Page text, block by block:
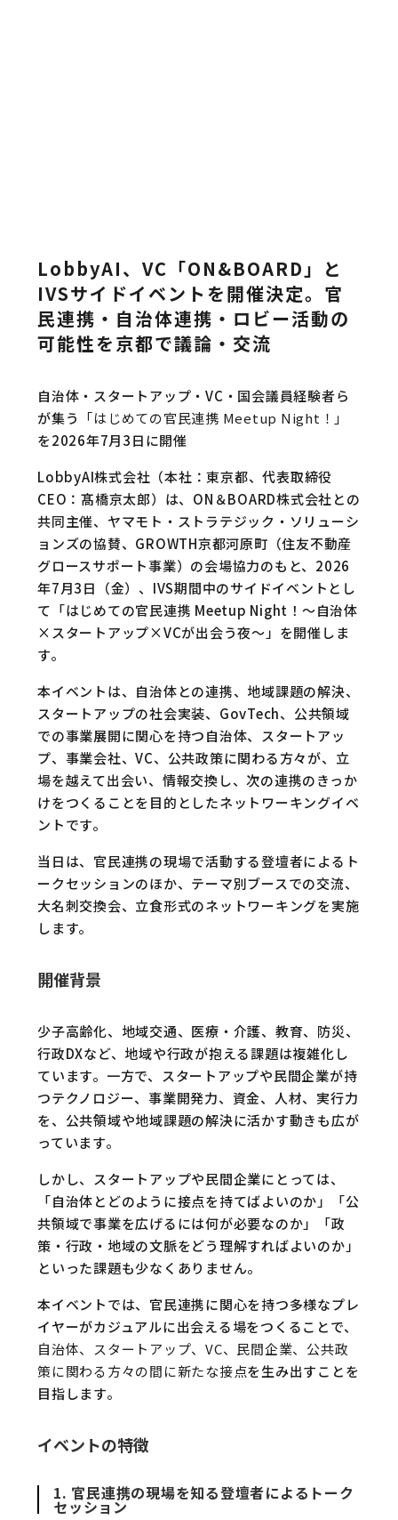
LobbyAI、VC「ON&BOARD」と
IVSサイドイベントを開催決定。官
民連携・自治体連携・ロビー活動の
可能性を京都で議論・交流
自治体・スタートアップ・VC・国会議員経験者ら
が集う 「はじめての官民連携 Meetup Night！」
を2026年7月3日に開催
LobbyAI株式会社（本社：東京都、代表取締役
CEO：髙橋京太郎）は、ON＆BOARD株式会社との
共同主催、ヤマモト・ストラテジック・ソリューシ
ョンズの協賛、GROWTH京都河原町（住友不動産
グロースサポート事業）の会場協力のもと、2026
年7月3日（金）、IVS期間中のサイドイベントとし
て「はじめての官民連携 Meetup Night！〜自治体
×スタートアップ×VCが出会う夜〜」を開催しま
す。
本イベントは、自治体との連携、地域課題の解決、
スタートアップの社会実装、GovTech、公共領域
での事業展開に関心を持つ自治体、スタートアッ
プ、事業会社、VC、公共政策に関わる方々が、立
場を越えて出会い、情報交換し、次の連携のきっか
けをつくることを目的としたネットワーキングイベ
ントです。
当日は、官民連携の現場で活動する登壇者によるト
ークセッションのほか、テーマ別ブースでの交流、
大名刺交換会、立食形式のネットワーキングを実施
します。
開催背景
少子高齢化、地域交通、医療・介護、教育、防災、
行政DXなど、地域や行政が抱える課題は複雑化し
ています。一方で、スタートアップや民間企業が持
つテクノロジー、事業開発力、資金、人材、実行力
を、公共領域や地域課題の解決に活かす動きも広が
っています。
しかし、スタートアップや民間企業にとっては、
「自治体とどのように接点を持てばよいのか」「公
共領域で事業を広げるには何が必要なのか」「政
策・行政・地域の文脈をどう理解すればよいのか」
といった課題も少なくありません。
本イベントでは、官民連携に関心を持つ多様なプレ
イヤーがカジュアルに出会える場をつくることで、
自治体、スタートアップ、VC、民間企業、公共政
策に関わる方々の間に新たな接点を生み出すことを
目指します。
イベントの特徴
1. 官民連携の現場を知る登壇者によるトーク
セッション